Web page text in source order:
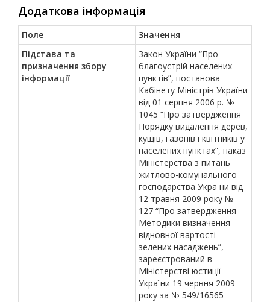
Додаткова інформація
Поле
Значення
Підстава та
призначення збору
інформації
Закон України “Про
благоустрій населених
пунктів”, постанова
Кабінету Міністрів України
від 01 серпня 2006 р. №
1045 “Про затвердження
Порядку видалення дерев,
кущів, газонів і квітників у
населених пунктах”, наказ
Міністерства з питань
житлово-комунального
господарства України від
12 травня 2009 року №
127 “Про затвердження
Методики визначення
відновної вартості
зелених насаджень”,
зареєстрований в
Міністерстві юстиції
України 19 червня 2009
року за № 549/16565